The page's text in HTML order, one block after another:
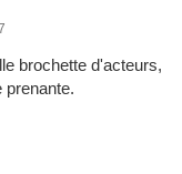
brochette d'acteurs,
prenante.